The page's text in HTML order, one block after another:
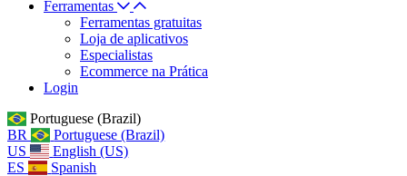
Ferramentas
Ferramentas gratuitas
Loja de aplicativos
Especialistas
Ecommerce na Prática
Login
Portuguese (Brazil)
BR
Portuguese (Brazil)
US
English (US)
ES
Spanish